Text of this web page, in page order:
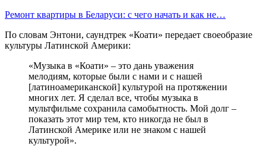
Ремонт квартиры в Беларуси: с чего начать и как не…
По словам Энтони, саундтрек «Коати» передает своеобразие
культуры Латинской Америки:
«Музыка в «Коати» – это дань уважения
мелодиям, которые были с нами и с нашей
[латиноамериканской] культурой на протяжении
многих лет. Я сделал все, чтобы музыка в
мультфильме сохранила самобытность. Мой долг –
показать этот мир тем, кто никогда не был в
Латинской Америке или не знаком с нашей
культурой».